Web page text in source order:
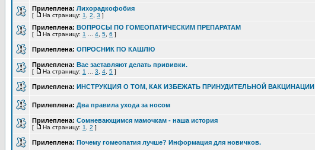
Прилеплена: Лихорадкофобия
[ На страницу: 1 2 3 ]
Прилеплена: ВОПРОСЫ ПО ГОМЕОПАТИЧЕСКИМ ПРЕПАРАТАМ
[ На страницу: 1 4 5 6 ]
Прилеплена: ОПРОСНИК ПО КАШЛЮ
Прилеплена: Вас заставляют делать прививки.
[ На страницу: 1 3 4 5 ]
Прилеплена: ИНСТРУКЦИЯ О ТОМ, КАК ИЗБЕЖАТЬ ПРИНУДИТЕЛЬНОЙ ВАКЦИНАЦИИ
Прилеплена: Два правила ухода за носом
Прилеплена: Сомневающимся мамочкам - наша история
[ На страницу: 1 2 ]
Прилеплена: Почему гомеопатия лучше? Информация для новичков.